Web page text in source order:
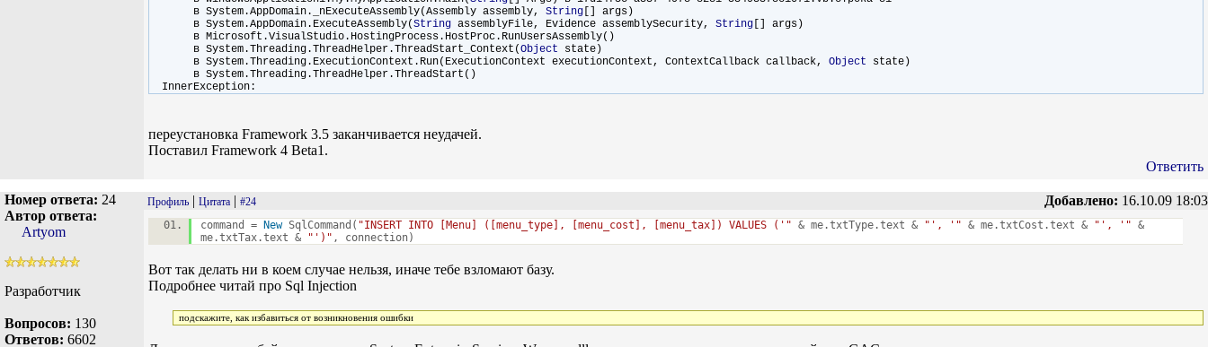
в System.AppDomain._nExecuteAssembly(Assembly assembly, String [] args)
в System.AppDomain.ExecuteAssembly(String assemblyFile, Evidence assemblySecurity, String [] args)
в Microsoft.VisualStudio.HostingProcess.HostProc.RunUsersAssembly()
в System.Threading.ThreadHelper.ThreadStart_Context(Object state)
в System.Threading.ExecutionContext.Run(ExecutionContext executionContext, ContextCallback callback, Object state)
в System.Threading.ThreadHelper.ThreadStart()
InnerException:
переустановка Framework 3.5 заканчивается неудачей.
Поставил Framework 4 Beta1.
Ответить
Номер ответа: 24
Автор ответа:
Artyom
Разработчик
Вопросов: 130
Ответов: 6602
Профиль | Цитата | #24 Добавлено: 16.10.09 18:03
command = NewSqlCommand( "INSERT INTO [Menu] ([menu_type], [menu_cost], [menu_tax]) VALUES ('" & me.txtType.text & "', '" & me.txtCost.text & "', '" &
me.txtTax.text &
"')" , connection)
Вот так делать ни в коем случае нельзя, иначе тебе взломают базу.
Подробнее читай про Sql Injection
подскажите, как избавиться от возникновения ошибки